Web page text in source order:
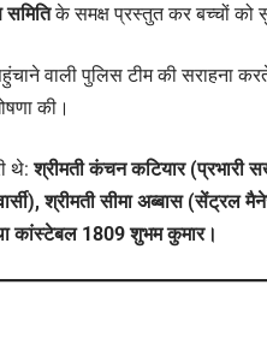
के समक्ष प्रस्तुत कर बच्चों को
वाली पुलिस टीम की सराहना
की।
थे:श्रीमती कंचन कटियार (प्रभारी
श्रीमती सीमा अब्बास (सेंट्रल
कांस्टेबल 1809 शुभम कुमार।